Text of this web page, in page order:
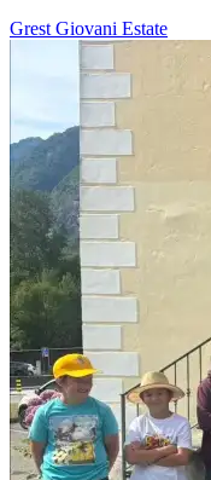
Grest Giovani Estate